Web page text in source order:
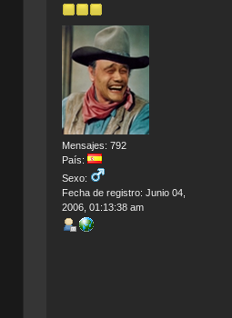
Mensajes: 792
País:
Sexo:
Fecha de registro: Junio 04,
2006, 01:13:38 am